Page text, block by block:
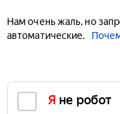
Нам очень жаль, но
автоматические.
Я не робот